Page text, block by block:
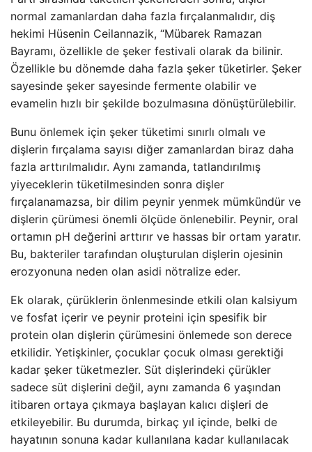
normal zamanlardan daha fazla fırçalanmalıdır, diş
hekimi Hüsenin Ceilannazik, “Mübarek Ramazan
Bayramı, özellikle de şeker festivali olarak da bilinir.
Özellikle bu dönemde daha fazla şeker tüketirler. Şeker
sayesinde şeker sayesinde fermente olabilir ve
evamelin hızlı bir şekilde bozulmasına dönüştürülebilir.
Bunu önlemek için şeker tüketimi sınırlı olmalı ve
dişlerin fırçalama sayısı diğer zamanlardan biraz daha
fazla arttırılmalıdır. Aynı zamanda, tatlandırılmış
yiyeceklerin tüketilmesinden sonra dişler
fırçalanamazsa, bir dilim peynir yenmek mümkündür ve
dişlerin çürümesi önemli ölçüde önlenebilir. Peynir, oral
ortamın pH değerini arttırır ve hassas bir ortam yaratır.
Bu, bakteriler tarafından oluşturulan dişlerin ojesinin
erozyonuna neden olan asidi nötralize eder.
Ek olarak, çürüklerin önlenmesinde etkili olan kalsiyum
ve fosfat içerir ve peynir proteini için spesifik bir
protein olan dişlerin çürümesini önlemede son derece
etkilidir. Yetişkinler, çocuklar çocuk olması gerektiği
kadar şeker tüketmezler. Süt dişlerindeki çürükler
sadece süt dişlerini değil, aynı zamanda 6 yaşından
itibaren ortaya çıkmaya başlayan kalıcı dişleri de
etkileyebilir. Bu durumda, birkaç yıl içinde, belki de
hayatının sonuna kadar kullanılana kadar kullanılacak